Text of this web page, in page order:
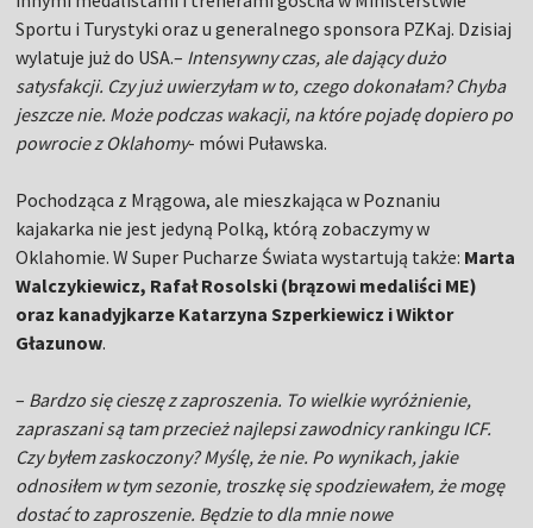
Sportu i Turystyki oraz u generalnego sponsora PZKaj. Dzisiaj
wylatuje już do USA.– Intensywny czas, ale dający dużo
satysfakcji. Czy już uwierzyłam w to, czego dokonałam? Chyba
jeszcze nie. Może podczas wakacji, na które pojadę dopiero po
powrocie z Oklahomy- mówi Puławska.
Pochodząca z Mrągowa, ale mieszkająca w Poznaniu
kajakarka nie jest jedyną Polką, którą zobaczymy w
Oklahomie. W Super Pucharze Świata wystartują także: Marta
Walczykiewicz, Rafał Rosolski (brązowi medaliści ME)
oraz kanadyjkarze Katarzyna Szperkiewicz i Wiktor
Głazunow.
– Bardzo się cieszę z zaproszenia. To wielkie wyróżnienie,
zapraszani są tam przecież najlepsi zawodnicy rankingu ICF.
Czy byłem zaskoczony? Myślę, że nie. Po wynikach, jakie
odnosiłem w tym sezonie, troszkę się spodziewałem, że mogę
dostać to zaproszenie. Będzie to dla mnie nowe